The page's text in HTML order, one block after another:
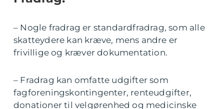
– Nogle fradrag er standardfradrag, som alle
skatteydere kan kræve, mens andre er
frivillige og kræver dokumentation.
– Fradrag kan omfatte udgifter som
fagforeningskontingenter, renteudgifter,
donationer til velgørenhed og medicinske